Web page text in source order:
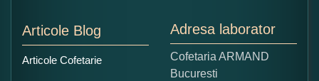
Copiati alaturi numarul din imagine:
Articole Blog
Articole Cofetarie
Adresa laborator
Cofetaria ARMAND
Bucuresti